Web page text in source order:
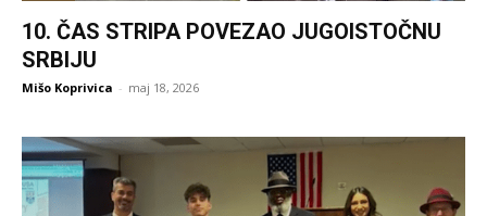
10. ČAS STRIPA POVEZAO JUGOISTOČNU
SRBIJU
Mišo Koprivica - maj 18, 2026